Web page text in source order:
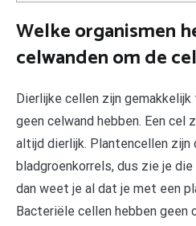
Welke organismen
celwanden om de
Dierlijke cellen zijn
geen celwand hebben. Een cel
altijd dierlijk. Plantencellen zijn
bladgroenkorrels, dus zie je
dan weet je al dat je met een
Bacteriële cellen hebben geen